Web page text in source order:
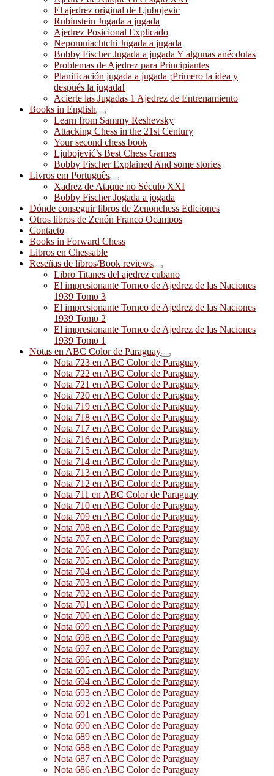
El ajedrez original de Ljubojevic
Rubinstein Jugada a jugada
Ajedrez Posicional Explicado
Nepomniachtchi Jugada a jugada
Bobby Fischer Jugada a jugada Y algunas anécdotas
Problemas de Ajedrez para Principiantes
Planificación jugada a jugada ¡Primero la idea y
después la jugada!
Acierte las Jugadas 1 Ajedrez de Entrenamiento
Books in English
Learn from Sammy Reshevsky
Attacking Chess in the 21st Century
Your second chess book
Ljubojević’s Best Chess Games
Bobby Fischer Explained And some stories
Livros em Português
Xadrez de Ataque no Século XXI
Bobby Fischer Jogada a jogada
Dónde conseguir libros de Zenonchess Ediciones
Otros libros de Zenón Franco Ocampos
Contacto
Books in Forward Chess
Libros en Chessable
Reseñas de libros/Book reviews
Libro Titanes del ajedrez cubano
El impresionante Torneo de Ajedrez de las Naciones
1939 Tomo 3
El impresionante Torneo de Ajedrez de las Naciones
1939 Tomo 2
El impresionante Torneo de Ajedrez de las Naciones
1939 Tomo 1
Notas en ABC Color de Paraguay
Nota 723 en ABC Color de Paraguay
Nota 722 en ABC Color de Paraguay
Nota 721 en ABC Color de Paraguay
Nota 720 en ABC Color de Paraguay
Nota 719 en ABC Color de Paraguay
Nota 718 en ABC Color de Paraguay
Nota 717 en ABC Color de Paraguay
Nota 716 en ABC Color de Paraguay
Nota 715 en ABC Color de Paraguay
Nota 714 en ABC Color de Paraguay
Nota 713 en ABC Color de Paraguay
Nota 712 en ABC Color de Paraguay
Nota 711 en ABC Color de Paraguay
Nota 710 en ABC Color de Paraguay
Nota 709 en ABC Color de Paraguay
Nota 708 en ABC Color de Paraguay
Nota 707 en ABC Color de Paraguay
Nota 706 en ABC Color de Paraguay
Nota 705 en ABC Color de Paraguay
Nota 704 en ABC Color de Paraguay
Nota 703 en ABC Color de Paraguay
Nota 702 en ABC Color de Paraguay
Nota 701 en ABC Color de Paraguay
Nota 700 en ABC Color de Paraguay
Nota 699 en ABC Color de Paraguay
Nota 698 en ABC Color de Paraguay
Nota 697 en ABC Color de Paraguay
Nota 696 en ABC Color de Paraguay
Nota 695 en ABC Color de Paraguay
Nota 694 en ABC Color de Paraguay
Nota 693 en ABC Color de Paraguay
Nota 692 en ABC Color de Paraguay
Nota 691 en ABC Color de Paraguay
Nota 690 en ABC Color de Paraguay
Nota 689 en ABC Color de Paraguay
Nota 688 en ABC Color de Paraguay
Nota 687 en ABC Color de Paraguay
Nota 686 en ABC Color de Paraguay